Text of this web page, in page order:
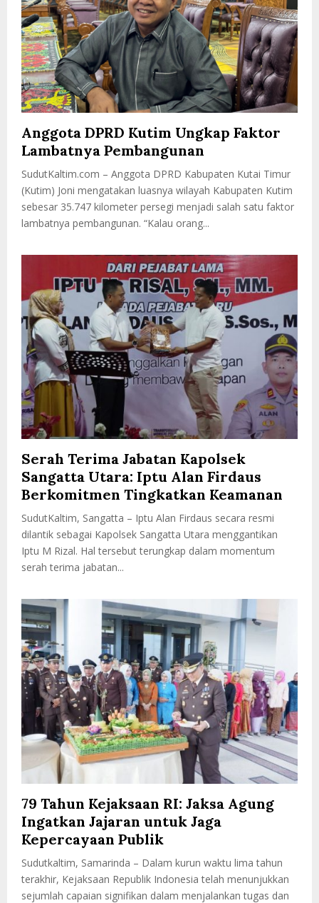
Anggota DPRD Kutim Ungkap Faktor
Lambatnya Pembangunan
SudutKaltim.com – Anggota DPRD Kabupaten Kutai Timur
(Kutim) Joni mengatakan luasnya wilayah Kabupaten Kutim
sebesar 35.747 kilometer persegi menjadi salah satu faktor
lambatnya pembangunan. “Kalau orang...
Serah Terima Jabatan Kapolsek
Sangatta Utara: Iptu Alan Firdaus
Berkomitmen Tingkatkan Keamanan
SudutKaltim, Sangatta – Iptu Alan Firdaus secara resmi
dilantik sebagai Kapolsek Sangatta Utara menggantikan
Iptu M Rizal. Hal tersebut terungkap dalam momentum
serah terima jabatan...
79 Tahun Kejaksaan RI: Jaksa Agung
Ingatkan Jajaran untuk Jaga
Kepercayaan Publik
Sudutkaltim, Samarinda – Dalam kurun waktu lima tahun
terakhir, Kejaksaan Republik Indonesia telah menunjukkan
sejumlah capaian signifikan dalam menjalankan tugas dan